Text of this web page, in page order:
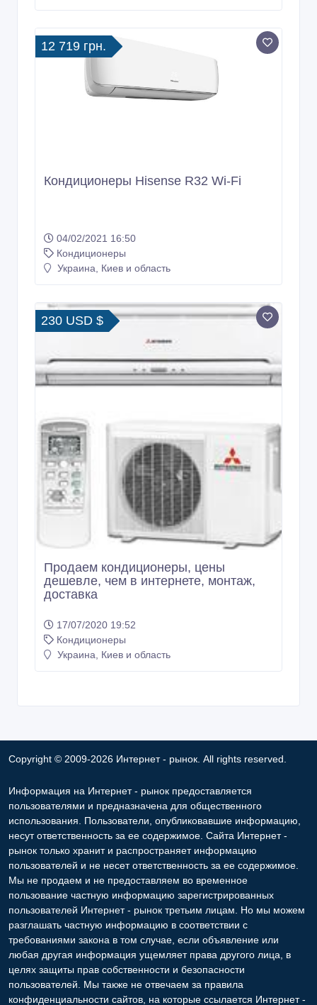
12 719 грн.
Кондиционеры Hisense R32 Wi-Fi
04/02/2021 16:50
Кондиционеры
Украина, Киев и область
230 USD $
Продаем кондиционеры, цены
дешевле, чем в интернете, монтаж,
доставка
17/07/2020 19:52
Кондиционеры
Украина, Киев и область
Copyright © 2009-2026 Интернет - рынок. All rights reserved.
Информация на Интернет - рынок предоставляется
пользователями и предназначена для общественного
использования. Пользователи, опубликовавшие информацию,
несут ответственность за ее содержимое. Сайта Интернет -
рынок только хранит и распространяет информацию
пользователей и не несет ответственность за ее содержимое.
Мы не продаем и не предоставляем во временное
пользование частную информацию зарегистрированных
пользователей Интернет - рынок третьим лицам. Но мы можем
разглашать частную информацию в соответствии с
требованиями закона в том случае, если объявление или
любая другая информация ущемляет права другого лица, в
целях защиты прав собственности и безопасности
пользователей. Мы также не отвечаем за правила
конфиденциальности сайтов, на которые ссылается Интернет -